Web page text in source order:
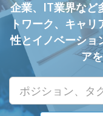
企業、IT業界など
トワーク、キャ
性とイノベーショ
ア